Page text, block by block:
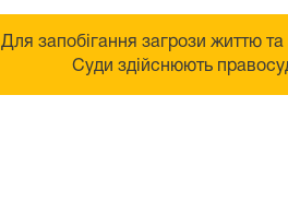
Для запобігання загрози життю
Суди здійснюють